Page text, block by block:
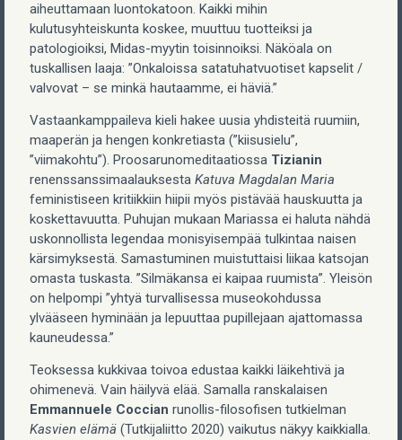
aiheuttamaan luontokatoon. Kaikki mihin
kulutusyhteiskunta koskee, muuttuu tuotteiksi ja
patologioiksi, Midas-myytin toisinnoiksi. Näköala on
tuskallisen laaja: ”Onkaloissa satatuhatvuotiset kapselit /
valvovat – se minkä hautaamme, ei häviä.”
Vastaankamppaileva kieli hakee uusia yhdisteitä ruumiin,
maaperän ja hengen konkretiasta (”kiisusielu”,
”viimakohtu”). Proosarunomeditaatiossa Tizianin
renenssanssimaalauksesta Katuva Magdalan Maria
feministiseen kritiikkiin hiipii myös pistävää hauskuutta ja
koskettavuutta. Puhujan mukaan Mariassa ei haluta nähdä
uskonnollista legendaa monisyisempää tulkintaa naisen
kärsimyksestä. Samastuminen muistuttaisi liikaa katsojan
omasta tuskasta. ”Silmäkansa ei kaipaa ruumista”. Yleisön
on helpompi ”yhtyä turvallisessa museokohdussa
ylvääseen hyminään ja lepuuttaa pupillejaan ajattomassa
kauneudessa.”
Teoksessa kukkivaa toivoa edustaa kaikki läikehtivä ja
ohimenevä. Vain häilyvä elää. Samalla ranskalaisen
Emmannuele Coccian runollis-filosofisen tutkielman
Kasvien elämä (Tutkijaliitto 2020) vaikutus näkyy kaikkialla.